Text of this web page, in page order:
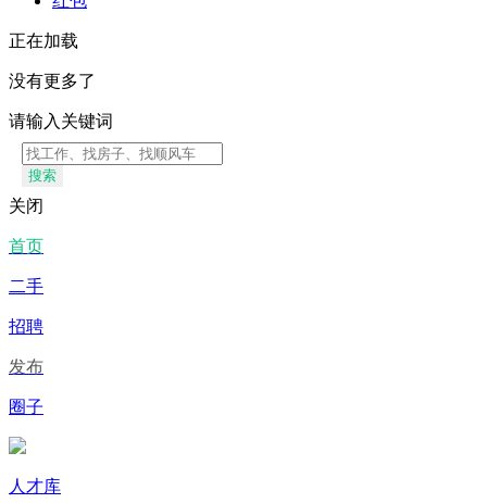
正在加载
没有更多了
请输入关键词
搜索
关闭
首页
二手
招聘
发布
圈子
人才库